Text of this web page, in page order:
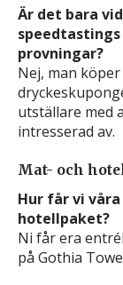
Är det bara
provningar?
Nej, man
utställare med
intresserad av.
Mat- och
Hur får vi
hotellpaket?
Ni får era
på Gothia